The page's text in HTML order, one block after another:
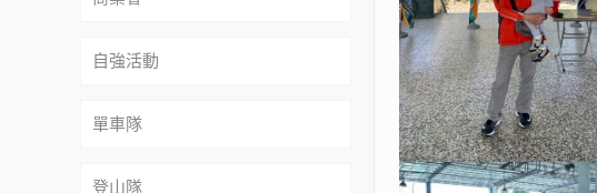
自強活動
單車隊
登山隊